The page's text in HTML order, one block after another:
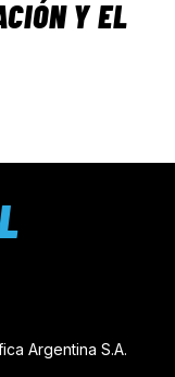
Y EL
Argentina S.A.